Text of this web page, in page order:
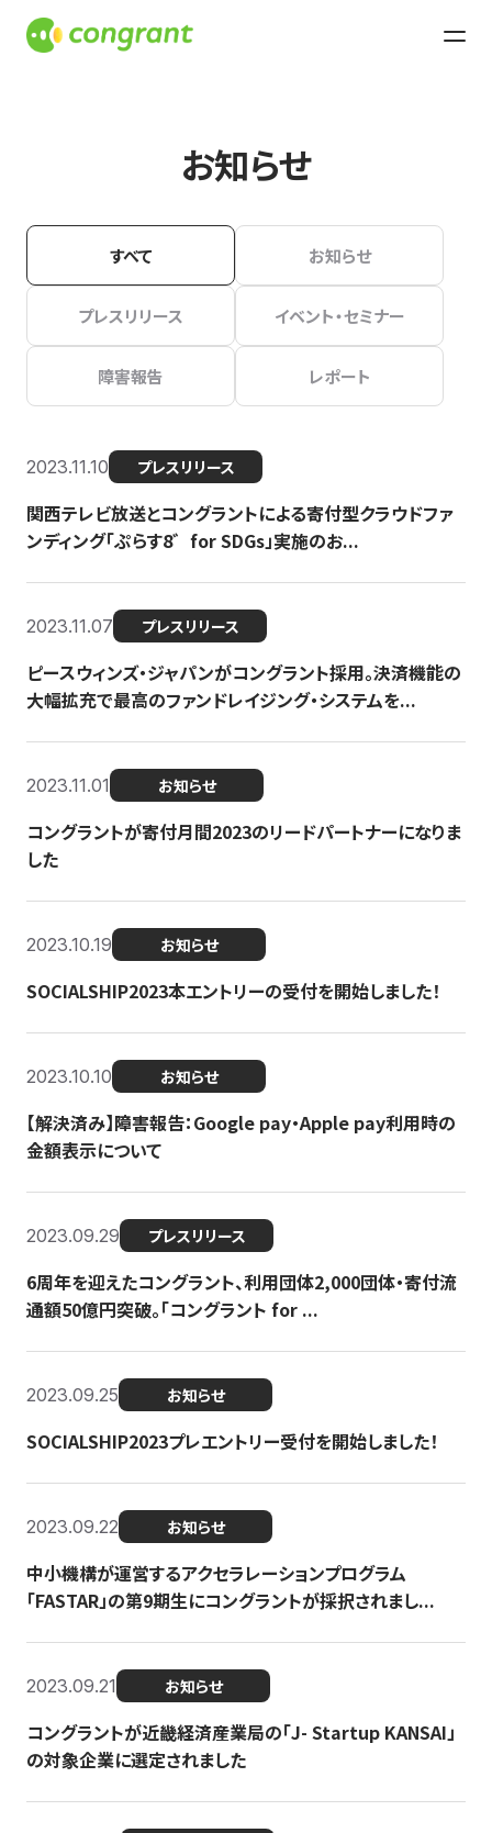
お知らせ
すべて お知らせ
プレスリリース イベント・セミナー
障害報告 レポート
2023.11.10 プレスリリース
関西テレビ放送とコングラントによる寄付型クラウドファ
ンディング「ぷらす8゛for SDGs」実施のお...
2023.11.07 プレスリリース
ピースウィンズ・ジャパンがコングラント採用。決済機能の
大幅拡充で最高のファンドレイジング・システムを...
2023.11.01 お知らせ
コングラントが寄付月間2023のリードパートナーになりま
した
2023.10.19 お知らせ
SOCIALSHIP2023本エントリーの受付を開始しました！
2023.10.10 お知らせ
【解決済み】障害報告：Google pay・Apple pay利用時の
金額表示について
2023.09.29 プレスリリース
6周年を迎えたコングラント、利用団体2,000団体・寄付流
通額50億円突破。「コングラント for ...
2023.09.25 お知らせ
SOCIALSHIP2023プレエントリー受付を開始しました！
2023.09.22 お知らせ
中小機構が運営するアクセラレーションプログラム
「FASTAR」の第9期生にコングラントが採択されまし...
2023.09.21 お知らせ
コングラントが近畿経済産業局の「J- Startup KANSAI」
の対象企業に選定されました